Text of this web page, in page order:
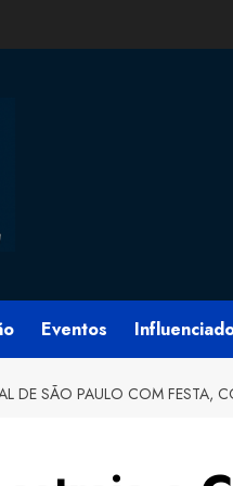
Eventos
DE SÃO PAULO COM FESTA,